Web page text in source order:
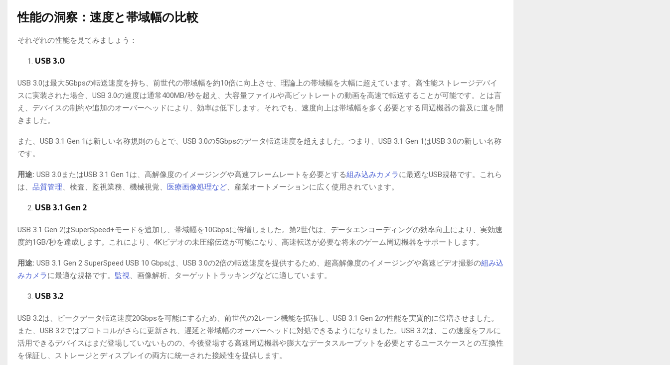
性能の洞察：速度と帯域幅の比較
それぞれの性能を見てみましょう：
USB 3.0
USB 3.0は最大5Gbpsの転送速度を持ち、前世代の帯域幅を約10倍に向上させ、理論上の帯域幅を大幅に超えています。高性能ストレージデバイ
スに実装された場合、USB 3.0の速度は通常400MB/秒を超え、大容量ファイルや高ビットレートの動画を高速で転送することが可能です。とは言
え、デバイスの制約や追加のオーバーヘッドにより、効率は低下します。それでも、速度向上は帯域幅を多く必要とする周辺機器の普及に道を開
きました。
また、USB 3.1 Gen 1は新しい名称規則のもとで、USB 3.0の5Gbpsのデータ転送速度を超えました。つまり、USB 3.1 Gen 1はUSB 3.0の新しい名称
です。
用途: USB 3.0またはUSB 3.1 Gen 1は、高解像度のイメージングや高速フレームレートを必要とする組み込みカメラに最適なUSB規格です。これら
は、 品質管理、検査、監視業務、機械視覚、 医療画像処理など、産業オートメーションに広く使用されています。
USB 3.1 Gen 2
USB 3.1 Gen 2はSuperSpeed+モードを追加し、帯域幅を10Gbpsに倍増しました。第2世代は、データエンコーディングの効率向上により、実効速
度約1GB/秒を達成します。これにより、4Kビデオの未圧縮伝送が可能になり、高速転送が必要な将来のゲーム周辺機器をサポートします。
用途: USB 3.1 Gen 2 SuperSpeed USB 10 Gbpsは、USB 3.0の2倍の転送速度を提供するため、超高解像度のイメージングや高速ビデオ撮影の組み込
みカメラに最適な規格です。 監視、画像解析、ターゲットトラッキングなどに適しています。
USB 3.2
USB 3.2は、ピークデータ転送速度20Gbpsを可能にするため、前世代の2レーン機能を拡張し、USB 3.1 Gen 2の性能を実質的に倍増させました。
また、USB 3.2ではプロトコルがさらに更新され、遅延と帯域幅のオーバーヘッドに対処できるようになりました。USB 3.2は、この速度をフルに
活用できるデバイスはまだ登場していないものの、今後登場する高速周辺機器や膨大なデータスループットを必要とするユースケースとの互換性
を保証し、ストレージとディスプレイの両方に統一された接続性を提供します。